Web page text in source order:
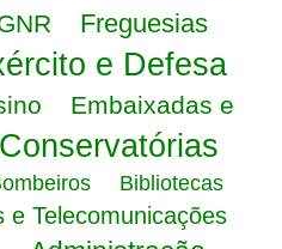
Freguesias
e Defesa
Embaixadas e
Conservatórias
Bibliotecas
e Telecomunicações